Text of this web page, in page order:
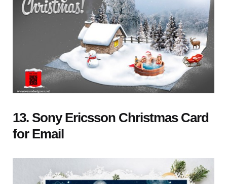
13. Sony Ericsson Christmas Card
for Email